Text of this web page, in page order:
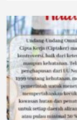
Pengadilan
Akhirat
Untuk
Rangga